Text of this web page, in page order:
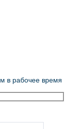
в рабочее время